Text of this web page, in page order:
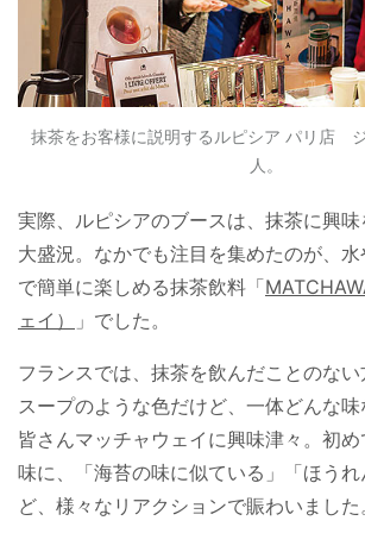
抹茶をお客様に説明するルピシア パリ店
人。
実際、ルピシアのブースは、抹茶に興
大盛況。なかでも注目を集めたのが、
で簡単に楽しめる抹茶飲料「
ェイ）
」でした。
フランスでは、抹茶を飲んだことのな
スープのような色だけど、一体どんな味
皆さんマッチャウェイに興味津々。初
味に、「海苔の味に似ている」「ほう
ど、様々なリアクションで賑わいました